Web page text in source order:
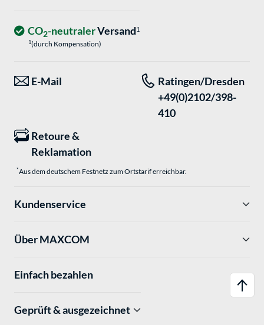
CO2-neutralerVersand1
1(durch Kompensation)
E-Mail
Ratingen/Dresden
+49(0)2102/398-
410
Retoure &
Reklamation
*Aus dem deutschem Festnetz zum Ortstarif erreichbar.
Kundenservice
Über MAXCOM
Einfach bezahlen
Geprüft & ausgezeichnet